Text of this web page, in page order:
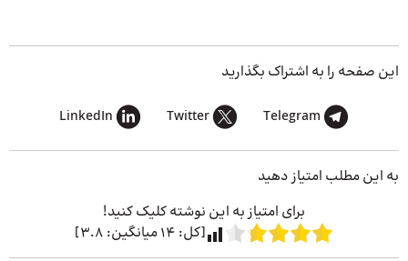
این صفحه را به اشتراک بگذارید
Telegram
Twitter
LinkedIn
به این مطلب امتیاز دهید
برای امتیاز به این نوشته کلیک کنید!
[کل: 14میانگین: 3.8
]